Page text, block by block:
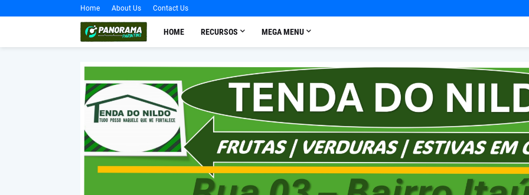
Home About Us Contact Us
HOME RECURSOS MEGA MENU